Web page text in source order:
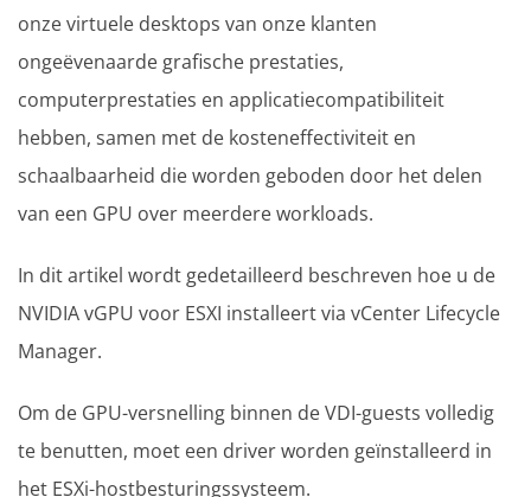
onze virtuele desktops van onze klanten
ongeëvenaarde grafische prestaties,
computerprestaties en applicatiecompatibiliteit
hebben, samen met de kosteneffectiviteit en
schaalbaarheid die worden geboden door het delen
van een GPU over meerdere workloads.
In dit artikel wordt gedetailleerd beschreven hoe u de
NVIDIA vGPU voor ESXI installeert via vCenter Lifecycle
Manager.
Om de GPU-versnelling binnen de VDI-guests volledig
te benutten, moet een driver worden geïnstalleerd in
het ESXi-hostbesturingssysteem.